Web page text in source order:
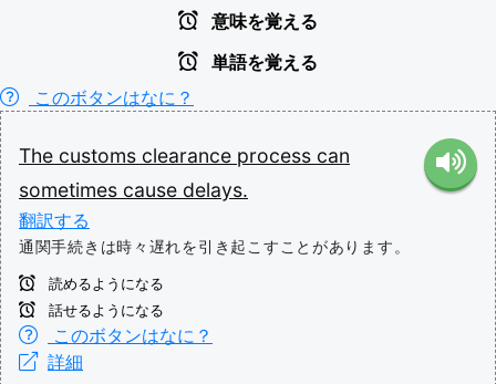
意味を覚える
単語を覚える
このボタンはなに？
The customs clearance process can
sometimes cause delays.
翻訳する
通関手続きは時々遅れを引き起こすことがあります。
読めるようになる
話せるようになる
このボタンはなに？
詳細